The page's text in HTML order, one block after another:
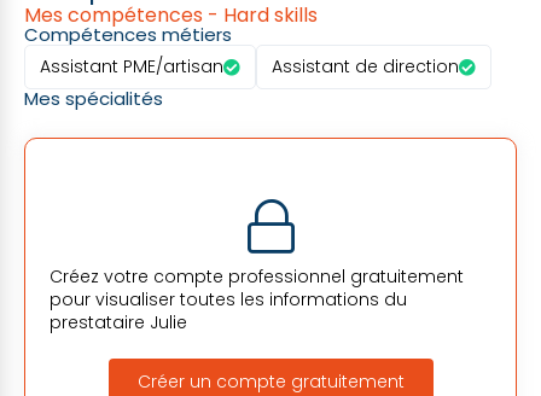
Mes compétences - Hard skills
Compétences métiers
Assistant PME/artisan Assistant de direction
Mes spécialités
Créez votre compte professionnel gratuitement
pour visualiser toutes les informations du
prestataire Julie
Créer un compte gratuitement